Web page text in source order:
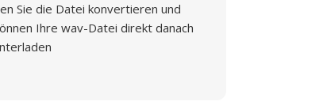
Sie die Datei konvertieren und
Ihre wav-Datei direkt danach